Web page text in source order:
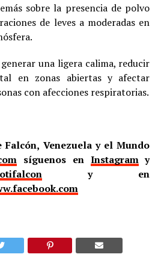
sobre la presencia de polvo
de leves a moderadas en
una ligera calima, reducir
en zonas abiertas y afectar
con afecciones respiratorias.
Falcón, Venezuela y el Mundo
síguenos en Instagramy
y en